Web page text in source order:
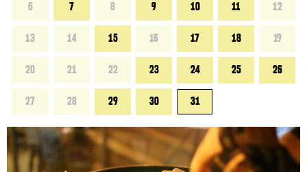
6 7 8 9 10 11 12
13 14 15 16 17 18 19
20 21 22 23 24 25 26
27 28 29 30 31